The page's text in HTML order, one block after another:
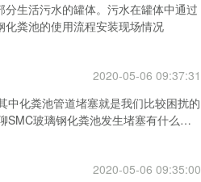
生活污水的罐体。污水在罐体中通过
粪池的使用流程安装现场情况
2020-05-06 09:37:31
中化粪池管道堵塞就是我们比较困扰的
SMC玻璃钢化粪池发生堵塞有什么解
2020-05-06 09:35:00